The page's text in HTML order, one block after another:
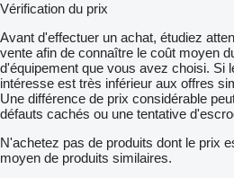
Vérification du prix
Avant d'effectuer un achat, étudiez
vente afin de connaître le coût moyen
d'équipement que vous avez choisi. Si
intéresse est très inférieur aux offres
Une différence de prix considérable
défauts cachés ou une tentative
N'achetez pas de produits dont le prix
moyen de produits similaires.